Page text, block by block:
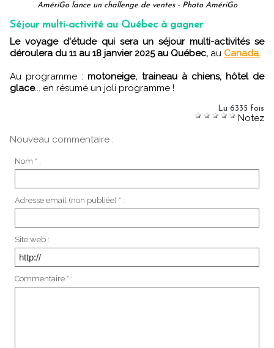
AmériGo lance un challenge de ventes - Photo AmériGo
Séjour multi-activité au Québec à gagner
Le voyage d'étude qui sera un séjour multi-activités se
déroulera du 11 au 18 janvier 2025 au Québec, au Canada.
Au programme :motoneige, traineau à chiens, hôtel de
glace... en résumé un joli programme !
Lu 6335 fois
Notez
Nouveau commentaire :
Nom * :
Adresse email (non publiée) * :
Site web :
Commentaire * :